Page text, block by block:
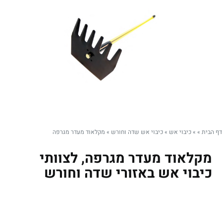
דף הבית »
»כיבוי אש »כיבוי אש שדה וחורש » מקלאוד מעדר מגרפה
מקלאוד מעדר מגרפה, לצוותי
כיבוי אש באזורי שדה וחורש